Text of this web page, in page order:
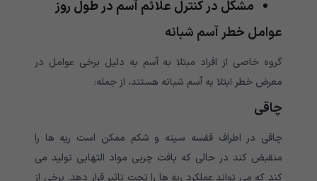
مشکل در کنترل علائم آسم در طول روز
عوامل خطر آسم شبانه
گروه خاصی از افراد مبتلا به آسم به دلیل برخی عوامل در
معرض خطر ابتلا به آسم شبانه هستند، از جمله:
چاقی
چاقی در اطراف قفسه سینه و شکم ممکن است ریه ها را
منقبض کند در حالی که بافت چربی مواد التهابی تولید می